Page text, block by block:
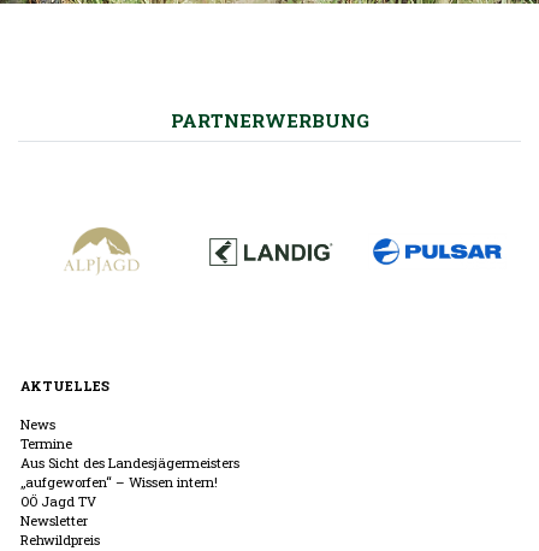
PARTNERWERBUNG
AKTUELLES
News
Termine
Aus Sicht des Landesjägermeisters
„aufgeworfen“ – Wissen intern!
OÖ Jagd TV
Newsletter
Rehwildpreis